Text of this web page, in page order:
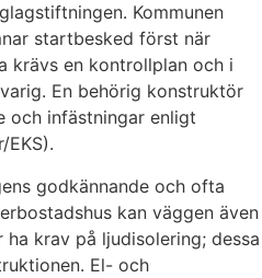
Kommunen
startbesked först när
krävs en kontrollplan och i
En behörig konstruktör
och infästningar enligt
EKS).
godkännande och ofta
kan väggen även
krav på ljudisolering; dessa
El- och